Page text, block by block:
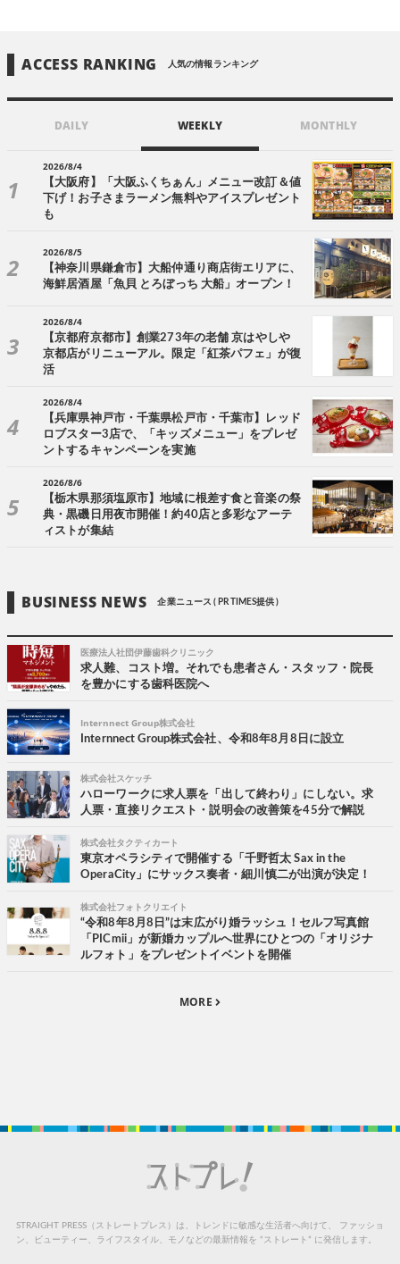
ACCESS RANKING 人気の情報ランキング
DAILY WEEKLY MONTHLY
2026/8/4
【大阪府】「大阪ふくちぁん」メニュー改訂＆値
下げ！お子さまラーメン無料やアイスプレゼント
も
2026/8/5
【神奈川県鎌倉市】大船仲通り商店街エリアに、
海鮮居酒屋「魚貝 とろぼっち 大船」オープン！
2026/8/4
【京都府京都市】創業273年の老舗 京はやしや
京都店がリニューアル。限定「紅茶パフェ」が復
活
2026/8/4
【兵庫県神戸市・千葉県松戸市・千葉市】レッド
ロブスター3店で、「キッズメニュー」をプレゼ
ントするキャンペーンを実施
2026/8/6
【栃木県那須塩原市】地域に根差す食と音楽の祭
典・黒磯日用夜市開催！約40店と多彩なアーテ
ィストが集結
BUSINESS NEWS 企業ニュース ( PR TIMES提供 )
医療法人社団伊藤歯科クリニック
求人難、コスト増。それでも患者さん・スタッフ・院長
を豊かにする歯科医院へ
Internnect Group株式会社
Internnect Group株式会社、令和8年8月8日に設立
株式会社スケッチ
ハローワークに求人票を「出して終わり」にしない。求
人票・直接リクエスト・説明会の改善策を45分で解説
株式会社タクティカート
東京オペラシティで開催する「千野哲太 Sax in the
OperaCity」にサックス奏者・細川慎二が出演が決定！
株式会社フォトクリエイト
“令和8年8月8日”は末広がり婚ラッシュ！セルフ写真館
「PICmii」が新婚カップルへ世界にひとつの「オリジナ
ルフォト」をプレゼントイベントを開催
MORE
STRAIGHT PRESS（ストレートプレス）は、トレンドに敏感な生活者へ向けて、
ファッショ
ン、ビューティー、ライフスタイル、モノなどの最新情報を “ストレート” に発信します。